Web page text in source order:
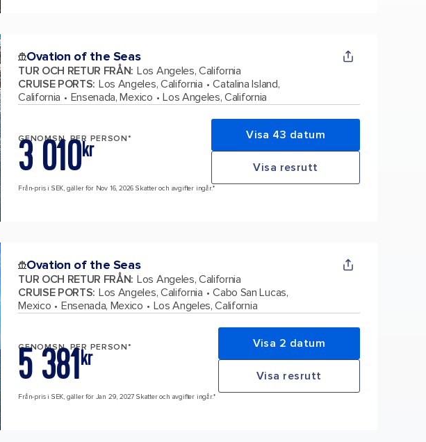
Ovation of the Seas
TUR OCH RETUR FRÅN: Los Angeles, California
CRUISE PORTS: Los Angeles, California
Catalina Island,
California
Ensenada, Mexico Los Angeles, California
GENOMSN. PER PERSON*
kr
3 010 Visa 43 datum
Visa resrutt
Från-pris i SEK, gäller för Nov 16, 2026 Skatter och avgifter ingår.*
Ovation of the Seas
TUR OCH RETUR FRÅN: Los Angeles, California
CRUISE PORTS: Los Angeles, California
Cabo San Lucas,
Mexico
Ensenada, Mexico Los Angeles, California
GENOMSN. PER PERSON*
kr
5 381 Visa 2 datum
Visa resrutt
Från-pris i SEK, gäller för Jan 29, 2027 Skatter och avgifter ingår.*